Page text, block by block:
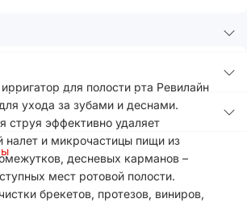
для полости рта Ревилайн
ухода за зубами и деснами.
струя эффективно удаляет
налет и микрочастицы пищи из
десневых карманов –
мест ротовой полости.
брекетов, протезов, виниров,